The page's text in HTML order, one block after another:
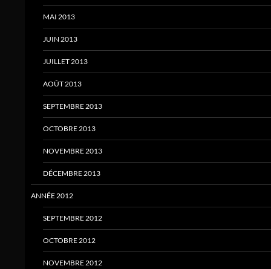
MAI 2013
JUIN 2013
JUILLET 2013
AOÛT 2013
SEPTEMBRE 2013
OCTOBRE 2013
NOVEMBRE 2013
DÉCEMBRE 2013
ANNÉE 2012
SEPTEMBRE 2012
OCTOBRE 2012
NOVEMBRE 2012